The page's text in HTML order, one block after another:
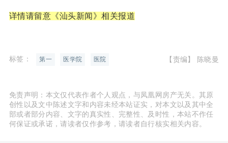
详情请留意《汕头新闻》相关报道
标签： 第一 医学院 医院 【责编】 陈晓曼
免责声明：本文仅代表作者个人观点，与凤凰网房产无关。其原
创性以及文中陈述文字和内容未经本站证实，对本文以及其中全
部或者部分内容、文字的真实性、完整性、及时性，本站不作任
何保证或承诺，请读者仅作参考，请读者自行核实相关内容。